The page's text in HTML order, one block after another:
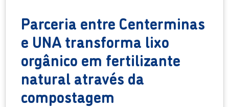
Parceria entre Centerminas
e UNA transforma lixo
orgânico em fertilizante
natural através da
compostagem